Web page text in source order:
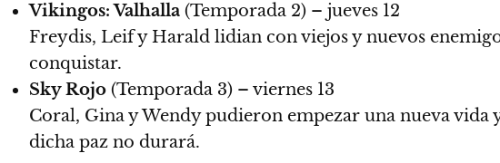
Vikingos: Valhalla (Temporada 2) – jueves 12
Freydis, Leif y Harald lidian con viejos y nuevos
conquistar.
Sky Rojo (Temporada 3) – viernes 13
Coral, Gina y Wendy pudieron empezar una nueva
dicha paz no durará.